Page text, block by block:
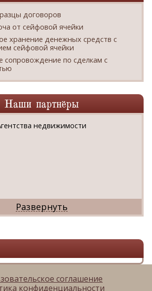
договоров
от сейфовой ячейки
хранение денежных средств с
сейфовой ячейки
сопровождение по сделкам с
Наши партнёры
недвижимости
соглашение
конфиденциальности